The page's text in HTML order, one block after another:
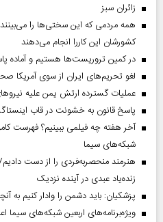
‌زائران سبز
همه مردمی که این سختی‌ها را
کشورشان این کاررا انجام می‌دهند
در کمین تروریست‌ها هستیم و آماده
لغو تحریم‌های ایران از سوی آمریکا
عملیات گسترده ارتش یمن علیه
پاسخ قانون به خشونت در قاب
آخر هفته چه فیلمی ببینیم؟ فهرست
شبکه‌های سیما
زنده‌یاد عبدی در آینده نزدیک
پزشکیان: باید دشمن را وادار کنیم به
ویژه‌برنامه‌های اربعین شبکه‌های سیما